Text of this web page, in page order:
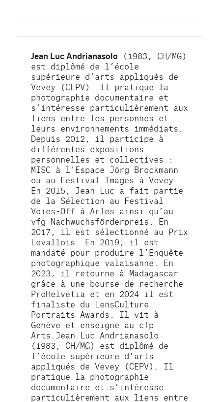
Jean Luc Andrianasolo (1983, CH/MG)
est diplômé de l’école
supérieure d’arts appliqués de
Vevey (CEPV). Il pratique la
photographie documentaire et
s’intéresse particulièrement aux
liens entre les personnes et
leurs environnements immédiats.
Depuis 2012, il participe à
différentes expositions
personnelles et collectives :
MISC à l'Espace Jörg Brockmann
ou au Festival Images à Vevey.
En 2015, Jean Luc a fait partie
de la Sélection au Festival
Voies-Off à Arles ainsi qu’au
vfg Nachwuchsförderpreis. En
2017, il est sélectionné au Prix
Levallois. En 2019, il est
mandaté pour produire l’Enquête
photographique valaisanne. En
2023, il retourne à Madagascar
grâce à une bourse de recherche
ProHelvetia et en 2024 il est
finaliste du LensCulture
Portraits Awards. Il vit à
Genève et enseigne au cfp
Arts.Jean Luc Andrianasolo
(1983, CH/MG) est diplômé de
l’école supérieure d’arts
appliqués de Vevey (CEPV). Il
pratique la photographie
documentaire et s’intéresse
particulièrement aux liens entre